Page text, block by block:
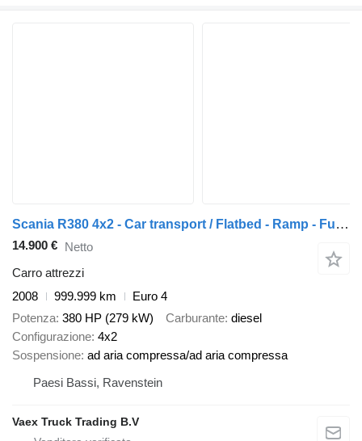
Scania R380 4x2 - Car transport / Flatbed - Ramp - Full air - Night cli
14.900 € Netto
Carro attrezzi
2008
999.999 km
Euro 4
Potenza 380 HP (279 kW) Carburante diesel
Configurazione 4x2
Sospensione ad aria compressa/ad aria compressa
Paesi Bassi, Ravenstein
Vaex Truck Trading B.V